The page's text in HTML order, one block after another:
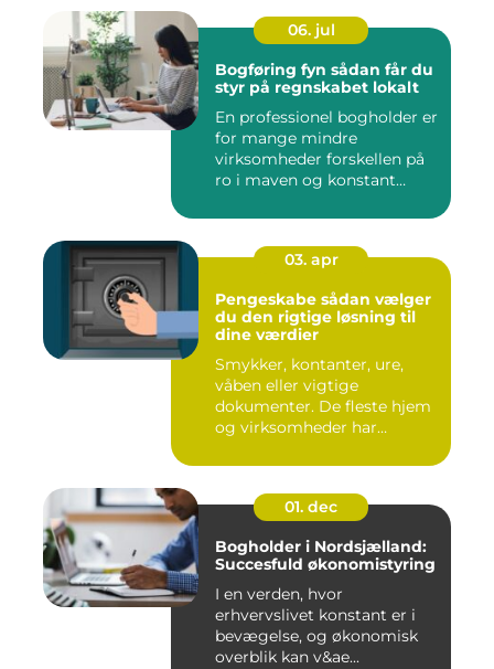
06. jul
Bogføring fyn sådan får du
styr på regnskabet lokalt
En professionel bogholder er
for mange mindre
virksomheder forskellen på
ro i maven og konstant
03. apr
Pengeskabe sådan vælger
du den rigtige løsning til
dine værdier
Smykker, kontanter, ure,
våben eller vigtige
dokumenter. De fleste hjem
og virksomheder har
01. dec
Bogholder i Nordsjælland:
Succesfuld økonomistyring
I en verden, hvor
erhvervslivet konstant er i
bevægelse, og økonomisk
overblik kan v&ae...